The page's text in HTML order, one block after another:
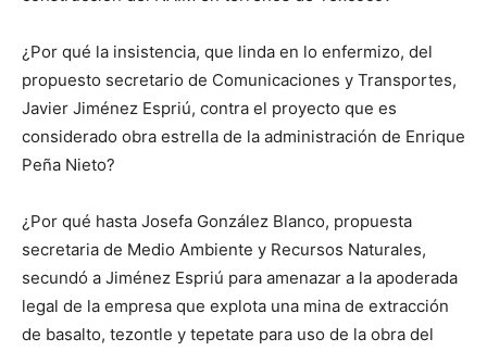
¿Por qué la insistencia, que linda en lo enfermizo, del
propuesto secretario de Comunicaciones y Transportes,
Javier Jiménez Espriú, contra el proyecto que es
considerado obra estrella de la administración de Enrique
Peña Nieto?
¿Por qué hasta Josefa González Blanco, propuesta
secretaria de Medio Ambiente y Recursos Naturales,
secundó a Jiménez Espriú para amenazar a la apoderada
legal de la empresa que explota una mina de extracción
de basalto, tezontle y tepetate para uso de la obra del